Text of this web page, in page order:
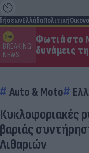
ΕλλάδαΠολιτική
BREAKING
NEWS
Φωτιά στο
δυνάμεις
Auto & Moto
Κυκλοφοριακές
βαριάς
Λιθαριών